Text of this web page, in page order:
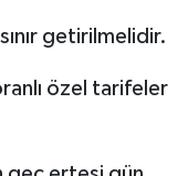
getirilmelidir.
özel tarifeler